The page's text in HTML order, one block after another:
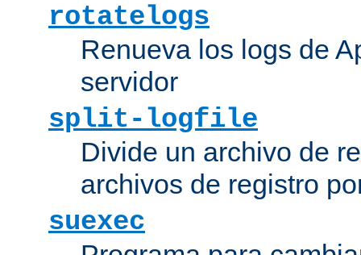
rotatelogs
Renueva los logs de
servidor
split-logfile
Divide un archivo de
archivos de registro
suexec